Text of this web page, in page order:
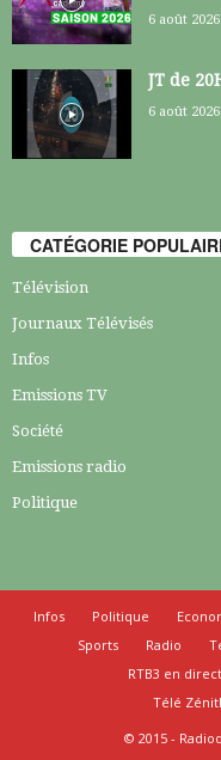
6 août 2026
JT de
6 août 2026
CATÉGORIE
Télévision
Journaux Télévisés
Infos
Emissions TV
Société
Emissions radio
Politique
Infos Politique
Sports
Radio
RTB3 en direct
Télé
© 2015 -